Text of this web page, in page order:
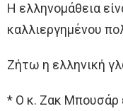
Η ελληνομάθεια
καλλιεργημένου
Ζήτω η ελληνική
* Ο κ. Ζακ Μπουσάρ